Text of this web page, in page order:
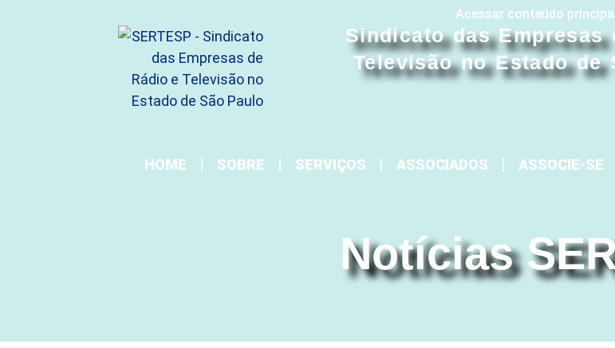
Acessar conteúdo
Sindicato das Empresas
Televisão no Estado de
HOME SOBRE SERVIÇOS ASSOCIADOS ASSOCIE-SE
Notícias